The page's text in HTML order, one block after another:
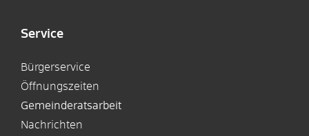
Service
Bürgerservice
Öffnungszeiten
Gemeinderatsarbeit
Nachrichten